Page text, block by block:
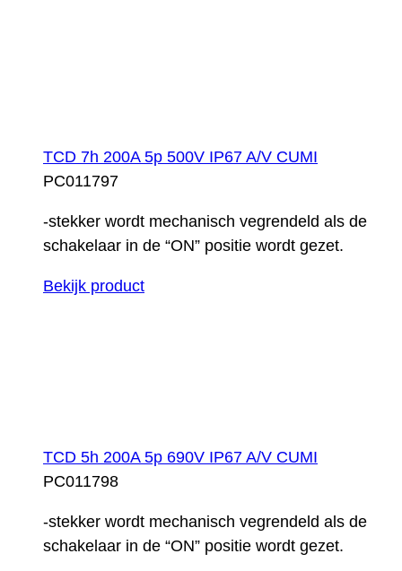
TCD 7h 200A 5p 500V IP67 A/V CUMI
PC011797
-stekker wordt mechanisch vegrendeld als de
schakelaar in de “ON” positie wordt gezet.
Bekijk product
TCD 5h 200A 5p 690V IP67 A/V CUMI
PC011798
-stekker wordt mechanisch vegrendeld als de
schakelaar in de “ON” positie wordt gezet.